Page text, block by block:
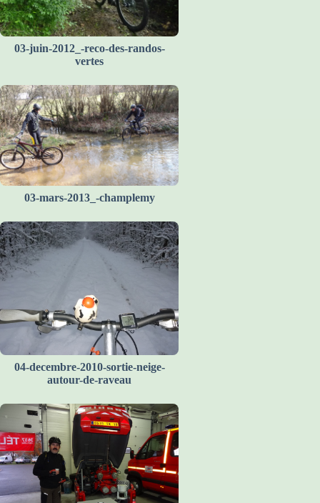
03-juin-2012_-reco-des-randos-
vertes
03-mars-2013_-champlemy
04-decembre-2010-sortie-neige-
autour-de-raveau